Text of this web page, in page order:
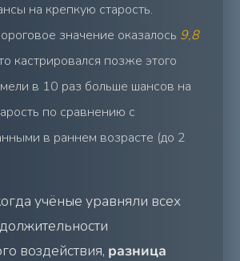
на крепкую старость.
значение оказалось 9,8
кастрировался позже этого
в 10 раз больше шансов на
по сравнению с
в раннем возрасте (до 2
учёные уравняли всех
воздействия, разница